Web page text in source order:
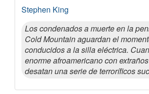
Stephen King
Los condenados a muerte en la
Cold Mountain aguardan el
conducidos a la silla eléctrica.
enorme afroamericano con
desatan una serie de terroríficos